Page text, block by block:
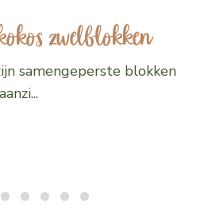
zwelblokken
samengeperste blokken